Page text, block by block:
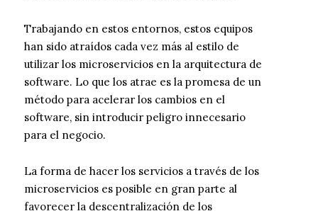
Trabajando en estos entornos, estos equipos
han sido atraídos cada vez más al estilo de
utilizar los microservicios en la arquitectura de
software. Lo que los atrae es la promesa de un
método para acelerar los cambios en el
software, sin introducir peligro innecesario
para el negocio.
La forma de hacer los servicios a través de los
microservicios es posible en gran parte al
favorecer la descentralización de los